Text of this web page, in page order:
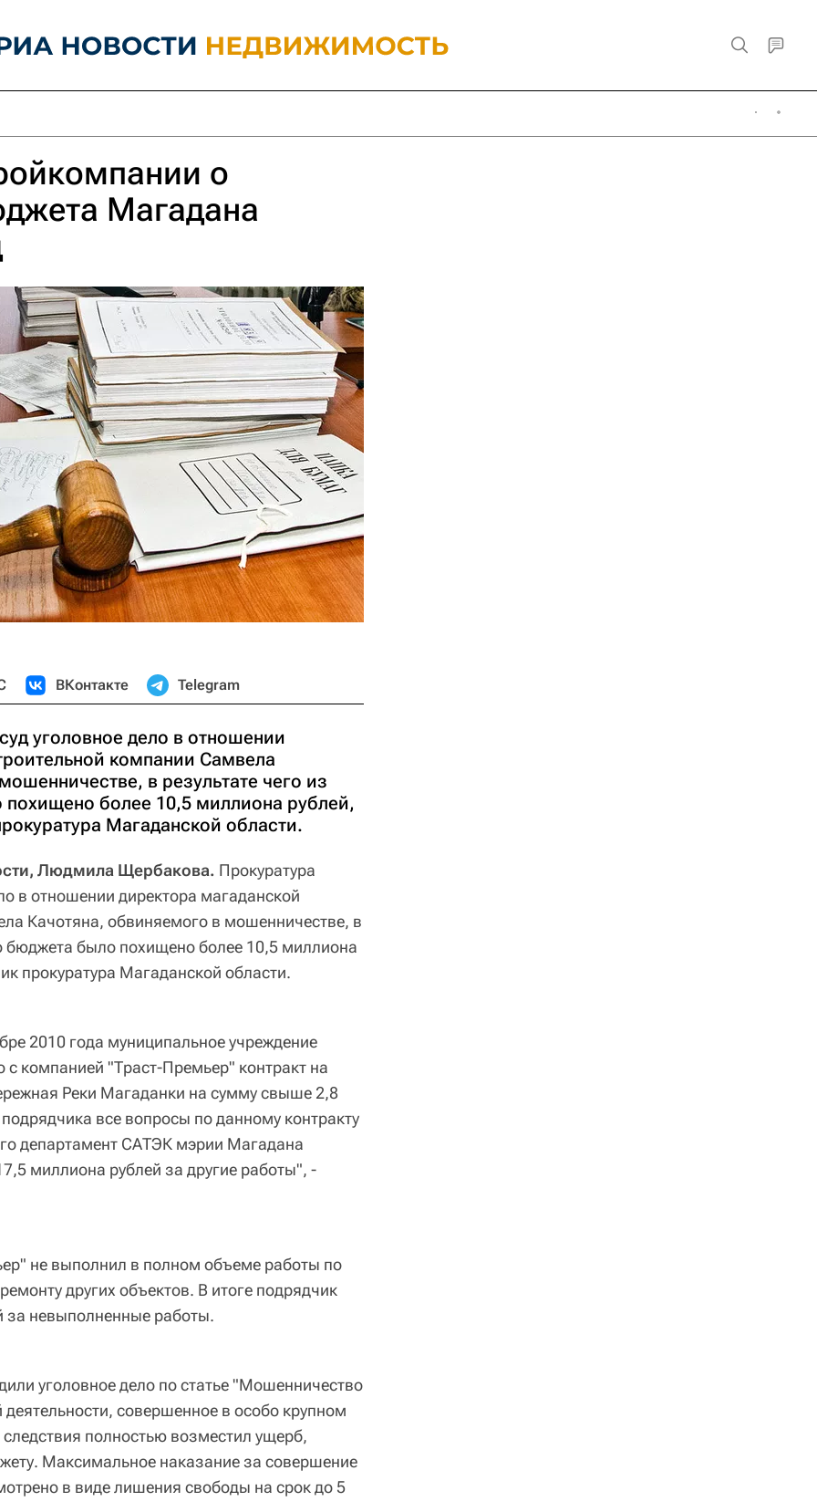
о
Магадана
ВКонтакте Telegram
уголовное дело в отношении
компании Самвела
в результате чего из
более 10,5 миллиона рублей,
Магаданской области.
Людмила Щербакова. Прокуратура
в отношении директора магаданской
Качотяна, обвиняемого в мошенничестве, в
бюджета было похищено более 10,5 миллиона
прокуратура Магаданской области.
2010 года муниципальное учреждение
компанией "Траст-Премьер" контракт на
Реки Магаданки на сумму свыше 2,8
все вопросы по данному контракту
департамент САТЭК мэрии Магадана
миллиона рублей за другие работы", -
не выполнил в полном объеме работы по
других объектов. В итоге подрядчик
за невыполненные работы.
уголовное дело по статье "Мошенничество
совершенное в особо крупном
полностью возместил ущерб,
Максимальное наказание за совершение
в виде лишения свободы на срок до 5